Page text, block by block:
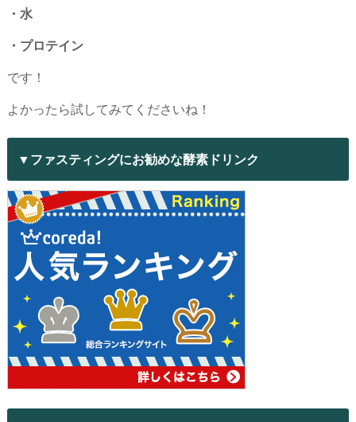
・水
・プロテイン
です！
よかったら試してみてくださいね！
▼ファスティングにお勧めな酵素ドリンク